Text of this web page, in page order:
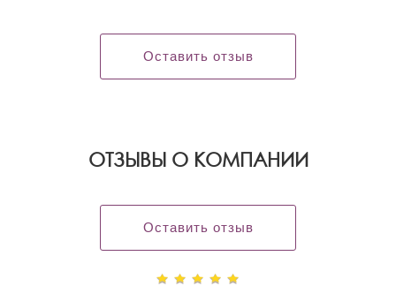
Оставить отзыв
OТЗЫВЫ О КОМПАНИИ
Оставить отзыв